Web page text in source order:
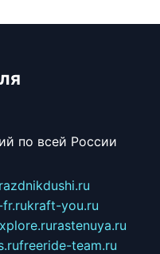
по всей России
kraft-you.ru
rastenuya.ru
freeride-team.ru